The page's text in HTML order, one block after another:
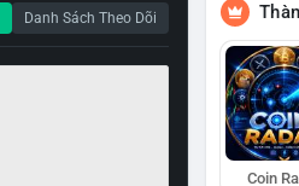
Danh Sách Theo Dõi
Coin